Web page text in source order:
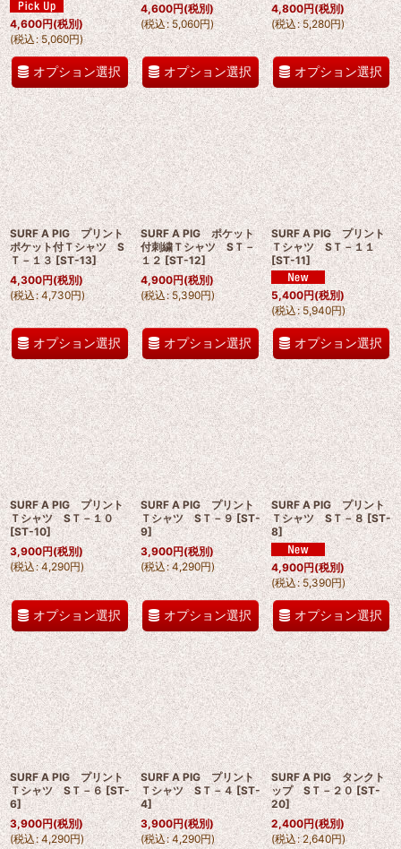
4,600円(税別)
(税込: 5,060円)
オプション選択
4,600円(税別)
(税込: 5,060円)
オプション選択
4,800円(税別)
(税込: 5,280円)
オプション選択
SURF A PIG プリント
ポケット付Ｔシャツ S
Ｔ－１３ [ST-13]
4,300円(税別)
(税込: 4,730円)
オプション選択
SURF A PIG ポケット
付刺繍Ｔシャツ SＴ－
１２ [ST-12]
4,900円(税別)
(税込: 5,390円)
オプション選択
SURF A PIG プリント
Ｔシャツ SＴ－１１
[ST-11]
5,400円(税別)
(税込: 5,940円)
オプション選択
SURF A PIG プリント
Ｔシャツ SＴ－１０
[ST-10]
3,900円(税別)
(税込: 4,290円)
オプション選択
SURF A PIG プリント
Ｔシャツ SＴ－９ [ST-
9]
3,900円(税別)
(税込: 4,290円)
オプション選択
SURF A PIG プリント
Ｔシャツ SＴ－８ [ST-
8]
4,900円(税別)
(税込: 5,390円)
オプション選択
SURF A PIG プリント
Ｔシャツ SＴ－６ [ST-
6]
3,900円(税別)
(税込 : 4,290円)
SURF A PIG プリント
Ｔシャツ SＴ－４ [ST-
4]
3,900円(税別)
(税込: 4,290円)
SURF A PIG タンクト
ップ SＴ－２０ [ST-
20]
2,400円(税別)
(税込: 2,640円)